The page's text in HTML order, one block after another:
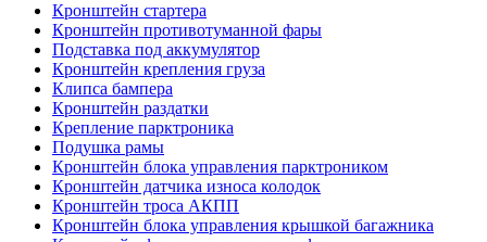
Кронштейн стартера
Кронштейн противотуманной фары
Подставка под аккумулятор
Кронштейн крепления груза
Клипса бампера
Кронштейн раздатки
Крепление парктроника
Подушка рамы
Кронштейн блока управления парктроником
Кронштейн датчика износа колодок
Кронштейн троса АКПП
Кронштейн блока управления крышкой багажника